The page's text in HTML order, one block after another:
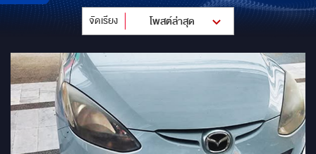
จัดเรียง โพสต์ล่าสุด